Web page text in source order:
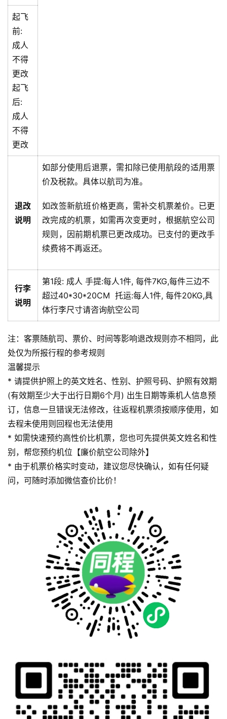
起飞
前:
成人
不得
更改
起飞
后:
成人
不得
更改
退改
说明
如部分使用后退票，需扣除已使用航段的适用票
价及税款。具体以航司为准。
如改签新航班价格更高，需补交机票差价。已更
改完成的机票，如需再次变更时，根据航空公司
规则，因前期机票已更改成功。已支付的更改手
续费将不再返还。
行李
说明
第1段: 成人 手提:每人1件, 每件7KG,每件三边不
超过40*30*20CM 托运:每人1件, 每件20KG,具
体行李尺寸请咨询航空公司
注：客票随航司、票价、时间等影响退改规则亦不相同，此
处仅为所报行程的参考规则
温馨提示
* 请提供护照上的英文姓名、性别、护照号码、护照有效期
(有效期至少大于出行日期6个月) 出生日期等乘机人信息预
订，信息一旦错误无法修改，往返程机票须按顺序使用，如
去程未使用则回程也无法使用
* 如需快速预约高性价比机票，您也可先提供英文姓名和性
别，帮您预约机位【廉价航空公司除外】
* 由于机票价格实时变动，建议您尽快确认，如有任何疑
问，可随时添加微信查价比价！